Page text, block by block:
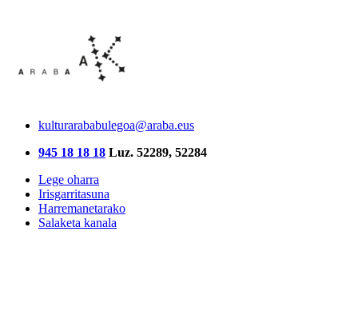
kulturarababulegoa@araba.eus
945 18 18 18 Luz. 52289, 52284
Lege oharra
Irisgarritasuna
Harremanetarako
Salaketa kanala